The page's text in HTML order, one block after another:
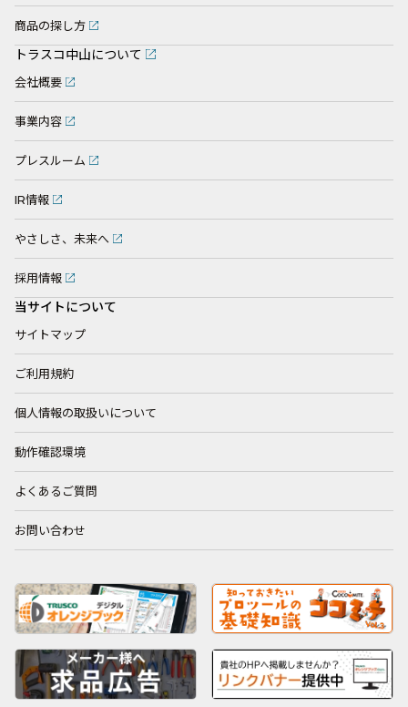
商品の探し方
トラスコ中山について
会社概要
事業内容
プレスルーム
IR情報
やさしさ、未来へ
採用情報
当サイトについて
サイトマップ
ご利用規約
個人情報の取扱いについて
動作確認環境
よくあるご質問
お問い合わせ